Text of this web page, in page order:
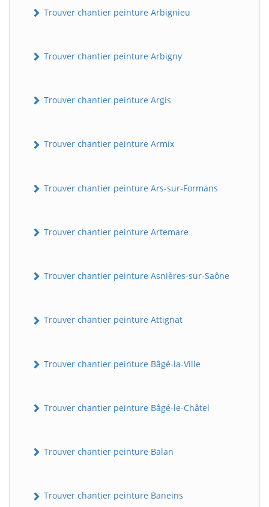
Trouver chantier peinture Arbignieu
Trouver chantier peinture Arbigny
Trouver chantier peinture Argis
Trouver chantier peinture Armix
Trouver chantier peinture Ars-sur-Formans
Trouver chantier peinture Artemare
Trouver chantier peinture Asnières-sur-Saône
Trouver chantier peinture Attignat
Trouver chantier peinture Bâgé-la-Ville
Trouver chantier peinture Bâgé-le-Châtel
Trouver chantier peinture Balan
Trouver chantier peinture Baneins